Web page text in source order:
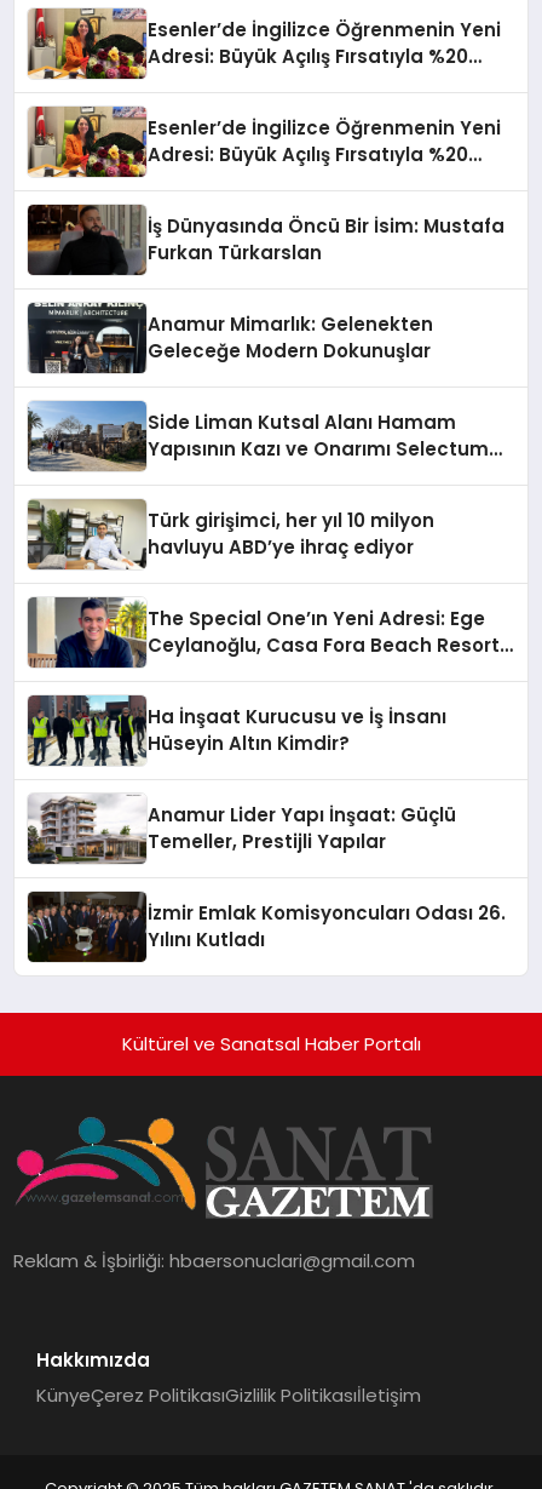
Esenler’de İngilizce Öğrenmenin Yeni
Adresi: Büyük Açılış Fırsatıyla %20
Esenler’de İngilizce Öğrenmenin Yeni
Adresi: Büyük Açılış Fırsatıyla %20
İş Dünyasında Öncü Bir İsim: Mustafa
Furkan Türkarslan
Anamur Mimarlık: Gelenekten
Geleceğe Modern Dokunuşlar
Side Liman Kutsal Alanı Hamam
Yapısının Kazı ve Onarımı Selectum
Türk girişimci, her yıl 10 milyon
havluyu ABD’ye ihraç ediyor
The Special One’ın Yeni Adresi: Ege
Ceylanoğlu, Casa Fora Beach Resort
Ha İnşaat Kurucusu ve İş İnsanı
Hüseyin Altın Kimdir?
Anamur Lider Yapı İnşaat: Güçlü
Temeller, Prestijli Yapılar
İzmir Emlak Komisyoncuları Odası 26.
Yılını Kutladı
Kültürel ve Sanatsal Haber Portalı
Reklam & İşbirliği:hbaersonuclari@gmail.com
Hakkımızda
KünyeÇerez PolitikasıGizlilik Politikasıİletişim